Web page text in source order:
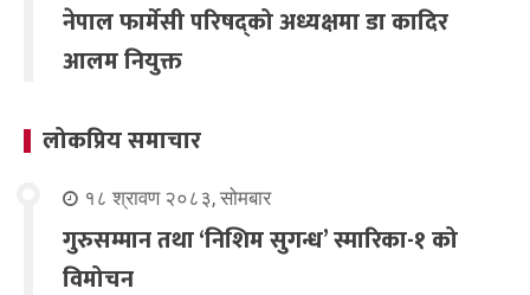
नेपाल फार्मेसी परिषद्को अध्यक्षमा डा कादिर
आलम नियुक्त
लोकप्रिय समाचार
१८ श्रावण २०८३, सोमबार
गुरुसम्मान तथा ‘निशिम सुगन्ध’ स्मारिका-१ को
विमोचन